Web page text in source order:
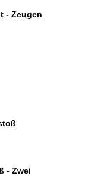
- Zeugen
- Zwei